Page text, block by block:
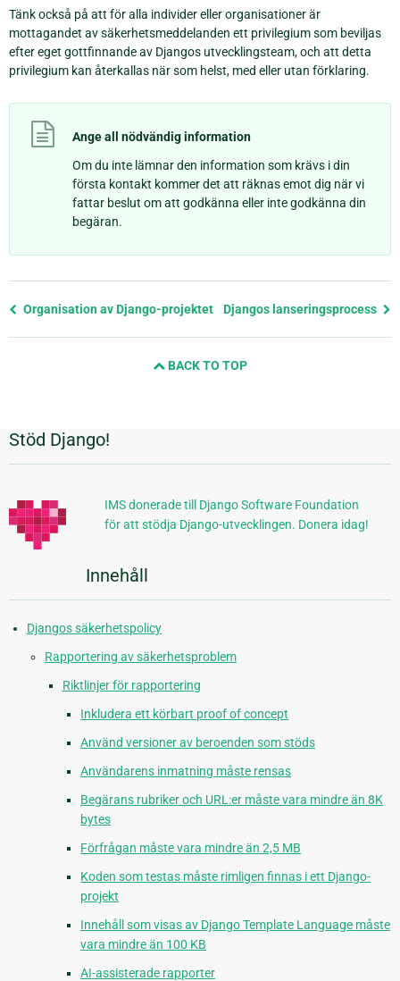
Tänk också på att för alla individer eller organisationer är
mottagandet av säkerhetsmeddelanden ett privilegium som beviljas
efter eget gottfinnande av Djangos utvecklingsteam, och att detta
privilegium kan återkallas när som helst, med eller utan förklaring.
Ange all nödvändig information
Om du inte lämnar den information som krävs i din
första kontakt kommer det att räknas emot dig när vi
fattar beslut om att godkänna eller inte godkänna din
begäran.
Föregående
Organisation av Django-projektet Djangos lanseringsprocess
BACK TO TOP
Ytterligare
information
Stöd Django!
IMS donerade till Django Software Foundation
för att stödja Django-utvecklingen. Donera idag!
Innehåll
Djangos säkerhetspolicy
Rapportering av säkerhetsproblem
Riktlinjer för rapportering
Inkludera ett körbart proof of concept
Använd versioner av beroenden som stöds
Användarens inmatning måste rensas
Begärans rubriker och URL:er måste vara mindre än 8K
bytes
Förfrågan måste vara mindre än 2,5 MB
Koden som testas måste rimligen finnas i ett Django-
projekt
Innehåll som visas av Django Template Language måste
vara mindre än 100 KB
AI-assisterade rapporter